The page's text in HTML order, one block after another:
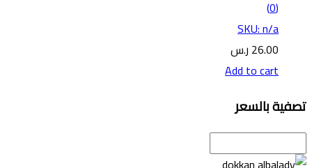
(0)
SKU: n/a
26.00 ر.س
Add to cart
تصفية بالسعر